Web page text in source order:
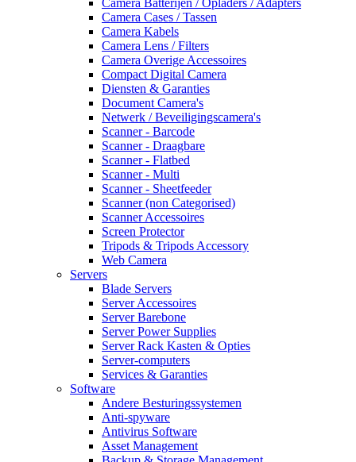
Camera Cases / Tassen
Camera Kabels
Camera Lens / Filters
Camera Overige Accessoires
Compact Digital Camera
Diensten & Garanties
Document Camera's
Netwerk / Beveiligingscamera's
Scanner - Barcode
Scanner - Draagbare
Scanner - Flatbed
Scanner - Multi
Scanner - Sheetfeeder
Scanner (non Categorised)
Scanner Accessoires
Screen Protector
Tripods & Tripods Accessory
Web Camera
Servers
Blade Servers
Server Accessoires
Server Barebone
Server Power Supplies
Server Rack Kasten & Opties
Server-computers
Services & Garanties
Software
Andere Besturingssystemen
Anti-spyware
Antivirus Software
Asset Management